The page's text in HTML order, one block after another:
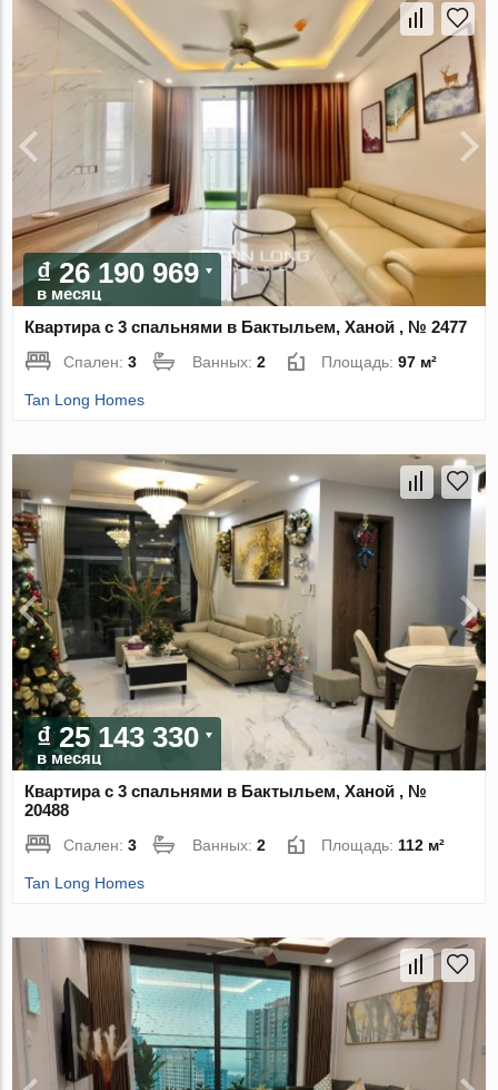
₫ 26 190 969
в месяц
Квартира с 3 спальнями в Бактыльем, Ханой , № 2477
Спален:3 Ванных:2 Площадь:97 м²
Tan Long Homes
₫ 25 143 330
в месяц
Квартира с 3 спальнями в Бактыльем, Ханой , №
20488
Спален:3 Ванных:2 Площадь: 112 м²
Tan Long Homes